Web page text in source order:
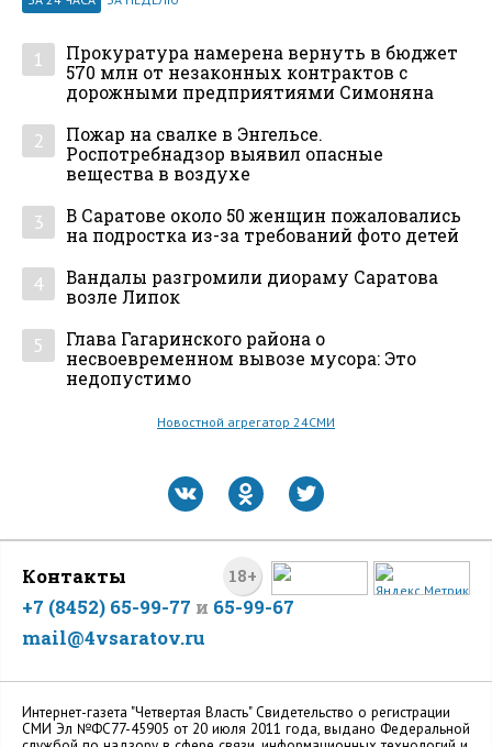
1
Прокуратура намерена вернуть в бюджет
570 млн от незаконных контрактов с
дорожными предприятиями Симоняна
2
Пожар на свалке в Энгельсе.
Роспотребнадзор выявил опасные
вещества в воздухе
3
В Саратове около 50 женщин пожаловались
на подростка из-за требований фото детей
4
Вандалы разгромили диораму Саратова
возле Липок
5
Глава Гагаринского района о
несвоевременном вывозе мусора: Это
недопустимо
Новостной агрегатор 24СМИ
18+
Контакты
+7 (8452) 65-99-77 и 65-99-67
mail@4vsaratov.ru
Интернет-газета "Четвертая Власть" Cвидетельство о регистрации
СМИ Эл №ФС77-45905 от 20 июля 2011 года, выдано Федеральной